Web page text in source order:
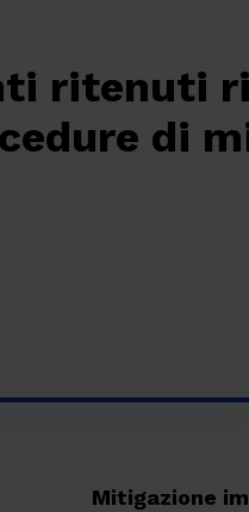
ritenuti
di
Mitigazione